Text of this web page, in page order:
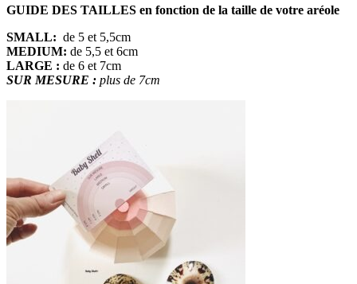
GUIDE DES TAILLES en fonction de la taille de votre aréole
SMALL: de 5 et 5,5cm
MEDIUM: de 5,5 et 6cm
LARGE : de 6 et 7cm
SUR MESURE : plus de 7cm